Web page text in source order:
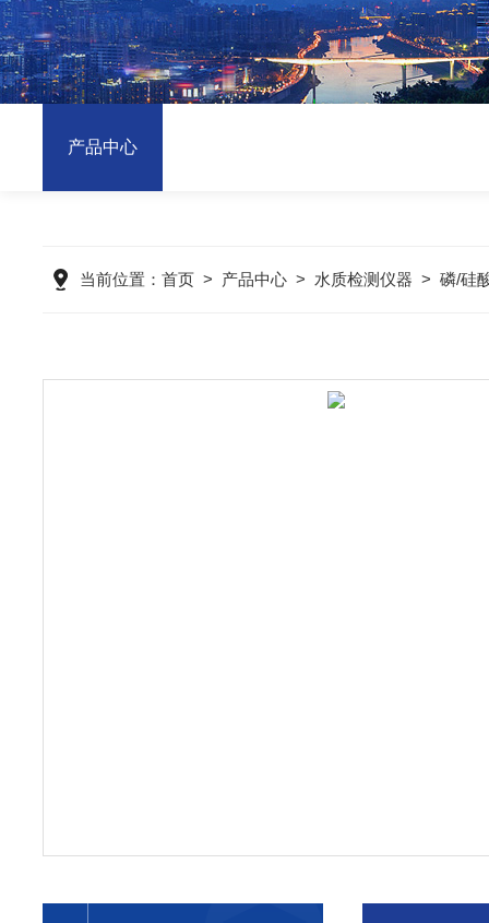
产品中心
当前位置： 首页 > 产品中心 > 水质检测仪器 > 磷/硅